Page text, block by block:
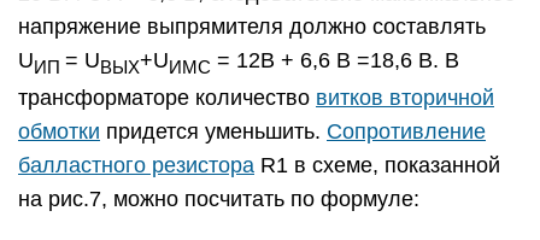
напряжение выпрямителя должно составлять
UИП = UВЫХ+UИМС = 12В + 6,6 В =18,6 В. В
трансформаторе количество витков вторичной
обмотки придется уменьшить. Сопротивление
балластного резистора R1 в схеме, показанной
на рис.7, можно посчитать по формуле: